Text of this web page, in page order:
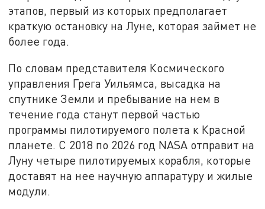
этапов, первый из которых предполагает
краткую остановку на Луне, которая займет не
более года.
По словам представителя Космического
управления Грега Уильямса, высадка на
спутнике Земли и пребывание на нем в
течение года станут первой частью
программы пилотируемого полета к Красной
планете. С 2018 по 2026 год NASA отправит на
Луну четыре пилотируемых корабля, которые
доставят на нее научную аппаратуру и жилые
модули.